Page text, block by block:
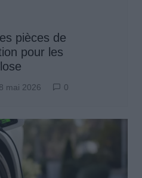
pièces de
pour les
mai 2026 0